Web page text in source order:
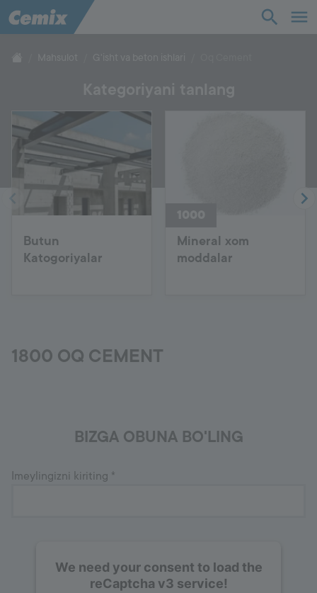
Mahsulot
Yordam
Biz haqimizda
Aloqa
UZ
Butun
Katogoriyalar
Mineral xom
moddalar
1800 OQ CEMENT
BIZGA OBUNA BO'LING
Imeylingizni kiriting *
We need your consent to load the
reCaptcha v3 service!